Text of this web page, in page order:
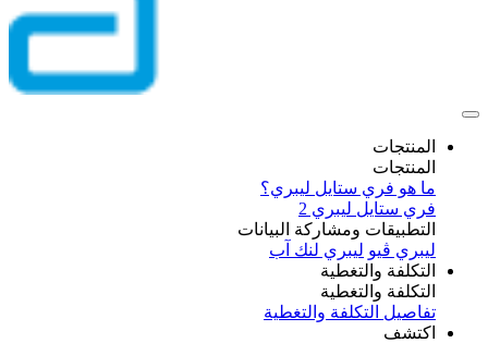
المنتجات
المنتجات
ما هو فري ستايل ليبري؟
فري ستايل ليبري 2
التطبيقات ومشاركة البيانات
ليبري ڤيو ليبري لنك آب
التكلفة والتغطية
التكلفة والتغطية
تفاصيل التكلفة والتغطية
اكتشف​